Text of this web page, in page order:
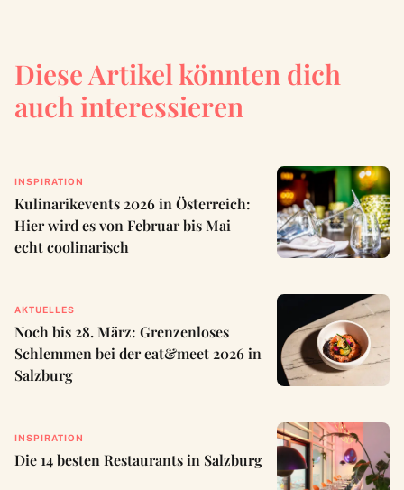
Diese Artikel könnten dich
auch interessieren
INSPIRATION
Kulinarikevents 2026 in Österreich:
Hier wird es von Februar bis Mai
echt coolinarisch
AKTUELLES
Noch bis 28. März: Grenzenloses
Schlemmen bei der eat&meet 2026 in
Salzburg
INSPIRATION
Die 14 besten Restaurants in Salzburg